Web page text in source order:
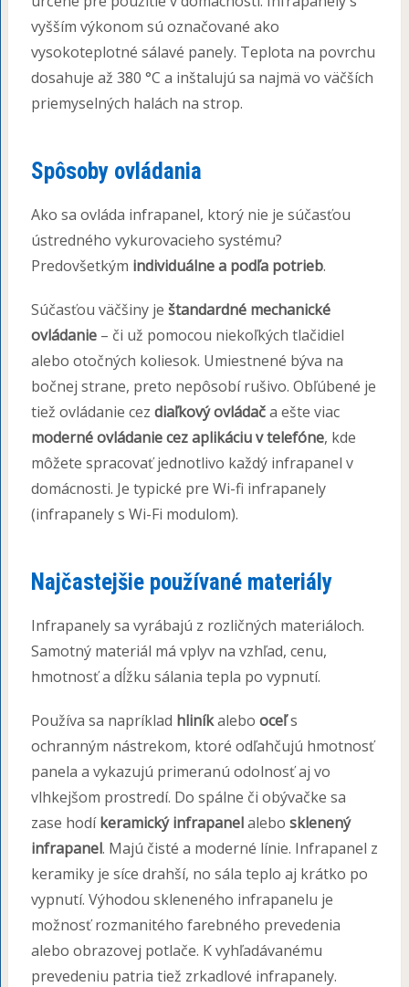
vyšším výkonom sú označované ako
vysokoteplotné sálavé panely. Teplota na povrchu
dosahuje až 380 °C a inštalujú sa najmä vo väčších
priemyselných halách na strop.
Spôsoby ovládania
Ako sa ovláda infrapanel, ktorý nie je súčasťou
ústredného vykurovacieho systému?
Predovšetkým individuálne a podľa potrieb.
Súčasťou väčšiny je štandardné mechanické
ovládanie– či už pomocou niekoľkých tlačidiel
alebo otočných koliesok. Umiestnené býva na
bočnej strane, preto nepôsobí rušivo. Obľúbené je
tiež ovládanie cez diaľkový ovládača ešte viac
moderné ovládanie cez aplikáciu v telefóne, kde
môžete spracovať jednotlivo každý infrapanel v
domácnosti. Je typické pre Wi-fi infrapanely
(infrapanely s Wi-Fi modulom).
Najčastejšie používané materiály
Infrapanely sa vyrábajú z rozličných materiáloch.
Samotný materiál má vplyv na vzhľad, cenu,
hmotnosť a dĺžku sálania tepla po vypnutí.
Používa sa napríklad hliníkalebo oceľs
ochranným nástrekom, ktoré odľahčujú hmotnosť
panela a vykazujú primeranú odolnosť aj vo
vlhkejšom prostredí. Do spálne či obývačke sa
zase hodíkeramický infrapanelalebo sklenený
infrapanel. Majú čisté a moderné línie. Infrapanel z
keramiky je síce drahší, no sála teplo aj krátko po
vypnutí. Výhodou skleneného infrapanelu je
možnosť rozmanitého farebného prevedenia
alebo obrazovej potlače. K vyhľadávanému
prevedeniu patria tiež zrkadlové infrapanely.